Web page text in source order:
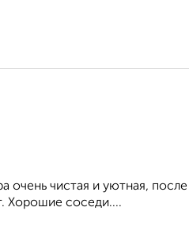
чистая и уютная,
Хорошие соседи....